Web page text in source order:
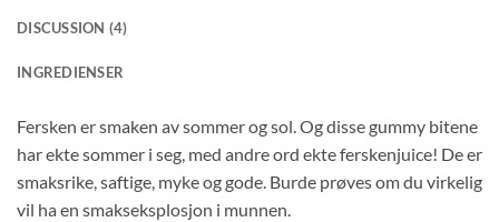
DISCUSSION (4)
INGREDIENSER
Fersken er smaken av sommer og sol. Og disse gummy bitene
har ekte sommer i seg, med andre ord ekte ferskenjuice! De er
smaksrike, saftige, myke og gode. Burde prøves om du virkelig
vil ha en smakseksplosjon i munnen.